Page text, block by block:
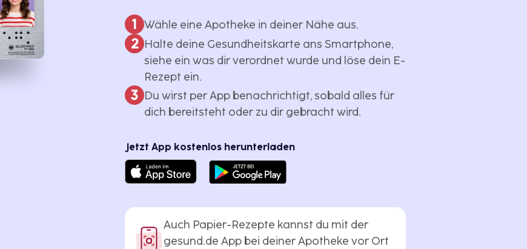
1 Wähle eine Apotheke in deiner Nähe aus.
2 Halte deine Gesundheitskarte ans Smartphone,
siehe ein was dir verordnet wurde und löse dein E-
Rezept ein.
3 Du wirst per App benachrichtigt, sobald alles für
dich bereitsteht oder zu dir gebracht wird.
Jetzt App kostenlos herunterladen
Auch Papier-Rezepte kannst du mit der
gesund.de App bei deiner Apotheke vor Ort